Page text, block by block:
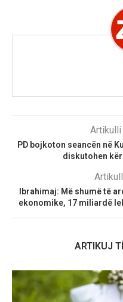
Artikulli
PD bojkoton seancën në
diskutohen
Ibrahimaj: Më shumë të
ekonomike, 17 miliardë
ARTIKUJ